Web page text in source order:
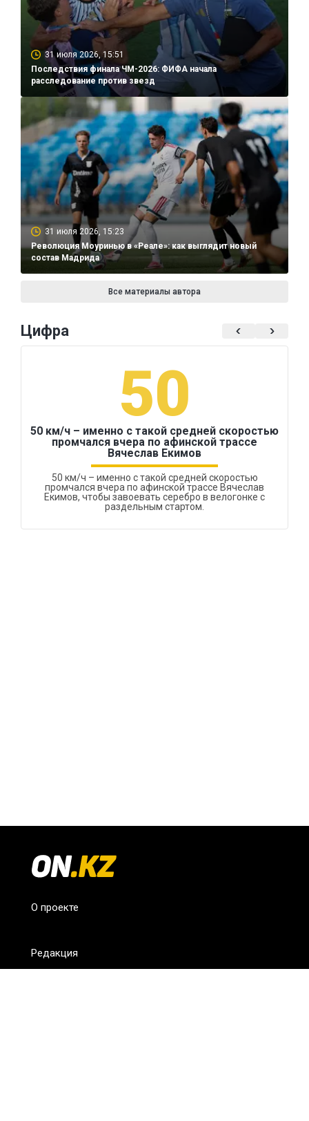
31 июля 2026, 15:51
Последствия финала ЧМ-2026: ФИФА начала
расследование против звезд
31 июля 2026, 15:23
Революция Моуринью в «Реале»: как выглядит новый
состав Мадрида
Все материалы автора
Цифра
50
50 км/ч – именно с такой средней скоростью
промчался вчера по афинской трассе
Вячеслав Екимов
50 км/ч – именно с такой средней скоростью
промчался вчера по афинской трассе Вячеслав
Екимов, чтобы завоевать серебро в велогонке с
раздельным стартом.
О проекте
Редакция